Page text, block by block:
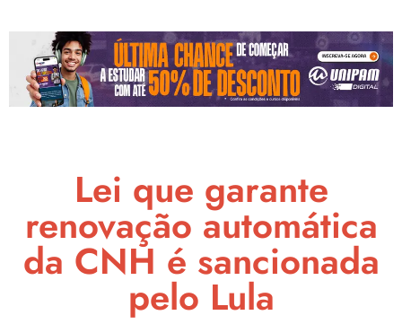
Lei que garante
renovação automática
da CNH é sancionada
pelo Lula